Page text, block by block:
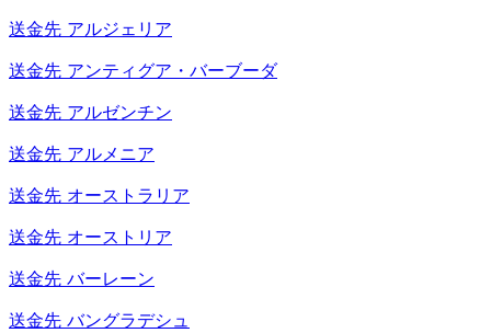
送金先 アルジェリア
送金先 アンティグア・バーブーダ
送金先 アルゼンチン
送金先 アルメニア
送金先 オーストラリア
送金先 オーストリア
送金先 バーレーン
送金先 バングラデシュ